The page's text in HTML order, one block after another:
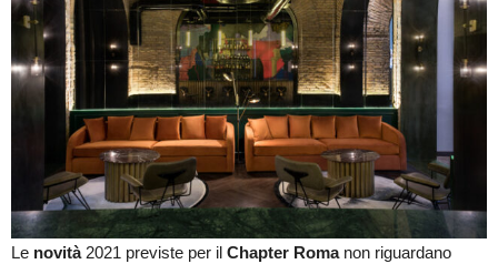
Le novità2021 previste per il Chapter Romanon riguardano